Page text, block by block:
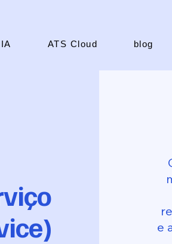
ATS Cloud blog
e